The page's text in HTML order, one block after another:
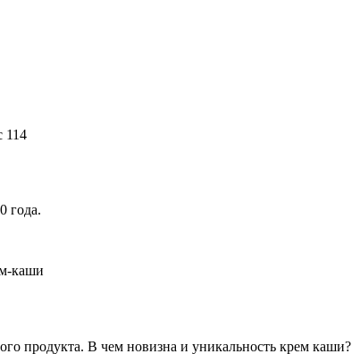
114
года.
продукта. В чем новизна и уникальность крем каши?